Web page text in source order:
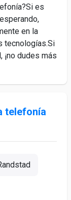
es
en la
tecnologías.Si
dudes más
telefonía